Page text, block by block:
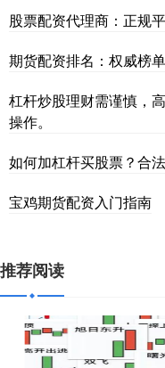
股票配资代理商：正规
期货配资排名：权威榜
杠杆炒股理财需谨慎，
操作。
如何加杠杆买股票？合
宝鸡期货配资入门指南
推荐阅读